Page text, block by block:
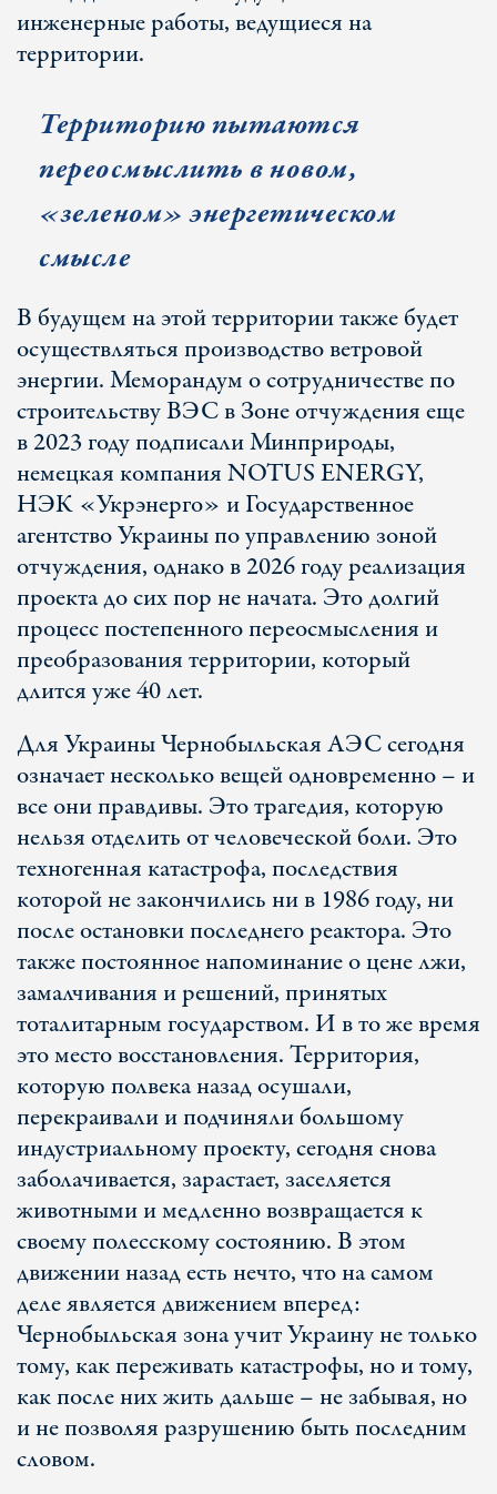
инженерные работы, ведущиеся на
территории.
Территорию пытаются
переосмыслить в новом,
«зеленом» энергетическом
смысле
В будущем на этой территории также будет
осуществляться производство ветровой
энергии. Меморандум о сотрудничестве по
строительству ВЭС в Зоне отчуждения еще
в 2023 году подписали Минприроды,
немецкая компания NOTUS ENERGY,
НЭК «Укрэнерго» и Государственное
агентство Украины по управлению зоной
отчуждения, однако в 2026 году реализация
проекта до сих пор не начата. Это долгий
процесс постепенного переосмысления и
преобразования территории, который
длится уже 40 лет.
Для Украины Чернобыльская АЭС сегодня
означает несколько вещей одновременно – и
все они правдивы. Это трагедия, которую
нельзя отделить от человеческой боли. Это
техногенная катастрофа, последствия
которой не закончились ни в 1986 году, ни
после остановки последнего реактора. Это
также постоянное напоминание о цене лжи,
замалчивания и решений, принятых
тоталитарным государством. И в то же время
это место восстановления. Территория,
которую полвека назад осушали,
перекраивали и подчиняли большому
индустриальному проекту, сегодня снова
заболачивается, зарастает, заселяется
животными и медленно возвращается к
своему полесскому состоянию. В этом
движении назад есть нечто, что на самом
деле является движением вперед:
Чернобыльская зона учит Украину не только
тому, как переживать катастрофы, но и тому,
как после них жить дальше – не забывая, но
и не позволяя разрушению быть последним
словом.